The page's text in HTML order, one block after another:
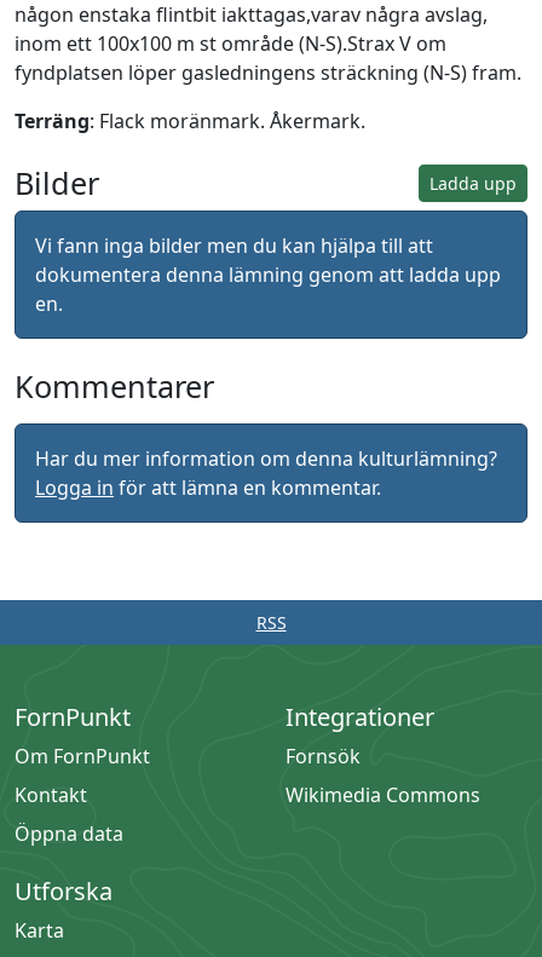
någon enstaka flintbit iakttagas,varav några avslag,
inom ett 100x100 m st område (N-S).Strax V om
fyndplatsen löper gasledningens sträckning (N-S) fram.
Terräng: Flack moränmark. Åkermark.
Ladda upp
Bilder
Vi fann inga bilder men du kan hjälpa till att
dokumentera denna lämning genom att ladda upp
en.
Kommentarer
Har du mer information om denna kulturlämning?
Logga in för att lämna en kommentar.
RSS
FornPunkt
Om FornPunkt
Kontakt
Öppna data
Integrationer
Fornsök
Wikimedia Commons
Utforska
Karta